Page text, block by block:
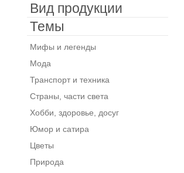
Вид продукции
Темы
Мифы и легенды
Мода
Транспорт и техника
Страны, части света
Хобби, здоровье, досуг
Юмор и сатира
Цветы
Природа